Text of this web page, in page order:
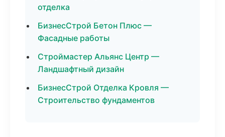
отделка
БизнесСтрой Бетон Плюс —
Фасадные работы
Строймастер Альянс Центр —
Ландшафтный дизайн
БизнесСтрой Отделка Кровля —
Строительство фундаментов